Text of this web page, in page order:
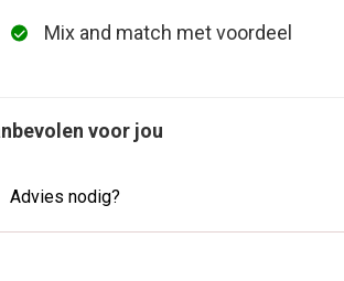
Mix and match met voordeel
voor jou
Advies nodig?